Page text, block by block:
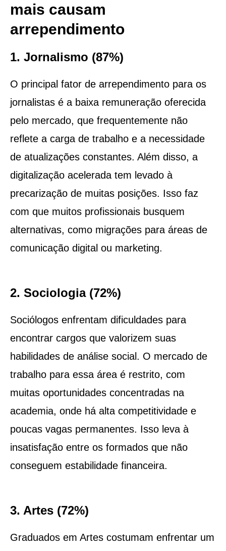
mais causam
arrependimento
1. Jornalismo (87%)
O principal fator de arrependimento para os
jornalistas é a baixa remuneração oferecida
pelo mercado, que frequentemente não
reflete a carga de trabalho e a necessidade
de atualizações constantes. Além disso, a
digitalização acelerada tem levado à
precarização de muitas posições. Isso faz
com que muitos profissionais busquem
alternativas, como migrações para áreas de
comunicação digital ou marketing.
2. Sociologia (72%)
Sociólogos enfrentam dificuldades para
encontrar cargos que valorizem suas
habilidades de análise social. O mercado de
trabalho para essa área é restrito, com
muitas oportunidades concentradas na
academia, onde há alta competitividade e
poucas vagas permanentes. Isso leva à
insatisfação entre os formados que não
conseguem estabilidade financeira.
3. Artes (72%)
Graduados em Artes costumam enfrentar um